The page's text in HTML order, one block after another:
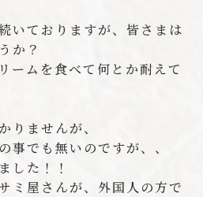
いておりますが、皆さまは
か？
ームを食べて何とか耐えて
りませんが、
事でも無いのですが、、
した！！
ミ屋さんが、外国人の方で